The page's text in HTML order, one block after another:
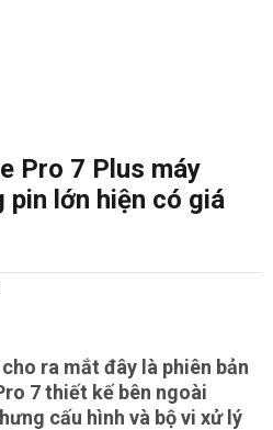
Pro 7 Plus máy
pin lớn hiện có giá
ra mắt đây là phiên bản
7 thiết kế bên ngoài
cấu hình và bộ vi xử lý